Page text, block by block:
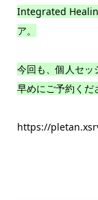
Integrated
ア。
今回も、個人セッ
早めにご予約くだ
https://